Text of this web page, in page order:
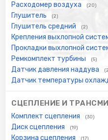
Расходомер воздуха (20)
Глушитель (2)
Глушитель средний (2)
Крепления выхлопной
Прокладки выхлопной
Ремкомплект турбины (5)
Датчик давления наддува
Датчик температуры
СЦЕПЛЕНИЕ И
Комплект сцепления (30)
Диск сцепления (19)
Корзина сцепления (17)